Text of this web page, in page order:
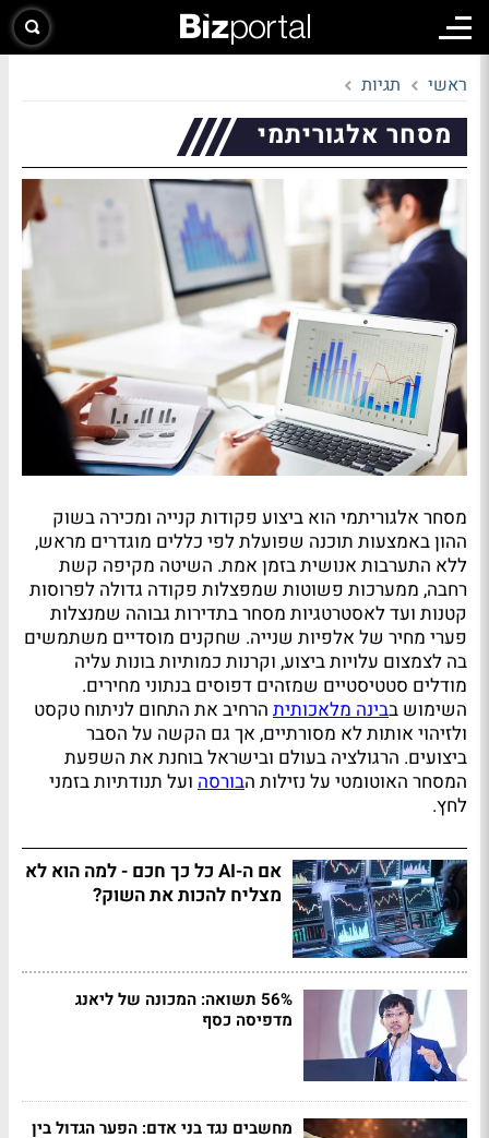
ראשי תגיות
מסחר אלגוריתמי
מסחר אלגוריתמי הוא ביצוע פקודות קנייה ומכירה בשוק
ההון באמצעות תוכנה שפועלת לפי כללים מוגדרים מראש,
ללא התערבות אנושית בזמן אמת. השיטה מקיפה קשת
רחבה, ממערכות פשוטות שמפצלות פקודה גדולה לפרוסות
קטנות ועד לאסטרטגיות מסחר בתדירות גבוהה שמנצלות
פערי מחיר של אלפיות שנייה. שחקנים מוסדיים משתמשים
בה לצמצום עלויות ביצוע, וקרנות כמותיות בונות עליה
מודלים סטטיסטיים שמזהים דפוסים בנתוני מחירים.
השימוש בבינה מלאכותית הרחיב את התחום לניתוח טקסט
ולזיהוי אותות לא מסורתיים, אך גם הקשה על הסבר
ביצועים. הרגולציה בעולם ובישראל בוחנת את השפעת
המסחר האוטומטי על נזילות הבורסה ועל תנודתיות בזמני
לחץ.
אם ה-AI כל כך חכם - למה הוא לא
מצליח להכות את השוק?
56% תשואה: המכונה של ליאנג
מדפיסה כסף
מחשבים נגד בני אדם: הפער הגדול בין